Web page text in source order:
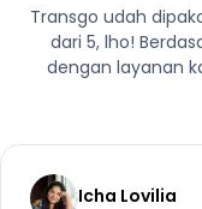
Transgo udah
dari 5, lho!
dengan layanan
Icha Lovilia